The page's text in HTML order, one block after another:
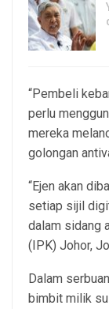
“Pembeli
perlu
mereka
golongan
“Ejen akan
setiap sijil
dalam sidang
(IPK) Johor,
Dalam
bimbit milik